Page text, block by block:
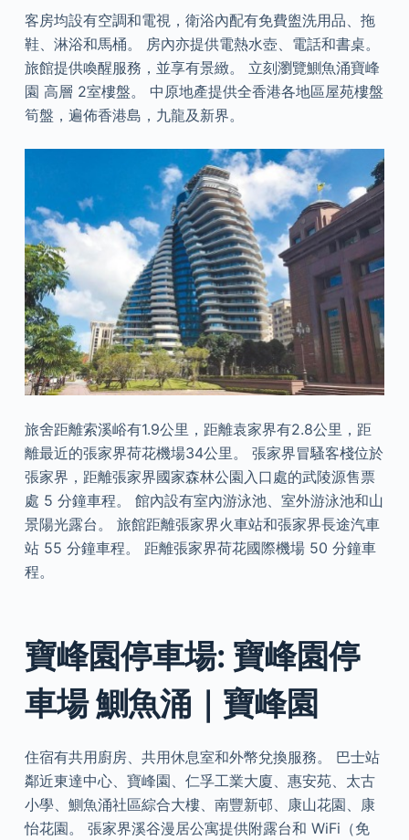
客房均設有空調和電視，衛浴內配有免費盥洗用品、拖
鞋、淋浴和馬桶。 房內亦提供電熱水壺、電話和書桌。
旅館提供喚醒服務，並享有景緻。 立刻瀏覽鰂魚涌寶峰
園 高層 2室樓盤。 中原地產提供全香港各地區屋苑樓盤
筍盤，遍佈香港島，九龍及新界。
旅舍距離索溪峪有1.9公里，距離袁家界有2.8公里，距
離最近的張家界荷花機場34公里。 張家界冒騷客棧位於
張家界，距離張家界國家森林公園入口處的武陵源售票
處 5 分鐘車程。 館內設有室內游泳池、室外游泳池和山
景陽光露台。 旅館距離張家界火車站和張家界長途汽車
站 55 分鐘車程。 距離張家界荷花國際機場 50 分鐘車
程。
寶峰園停車場: 寶峰園停
車場 鰂魚涌｜寶峰園
住宿有共用廚房、共用休息室和外幣兌換服務。 巴士站
鄰近東達中心、寶峰園、仁孚工業大廈、惠安苑、太古
小學、鰂魚涌社區綜合大樓、南豐新邨、康山花園、康
怡花園。 張家界溪谷漫居公寓提供附露台和 WiFi（免